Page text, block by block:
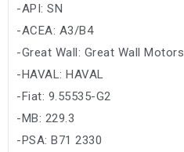
-API: SN
-ACEA: A3/B4
-Great Wall: Great Wall Motors
-HAVAL: HAVAL
-Fiat: 9.55535-G2
-MB: 229.3
-PSA: B71 2330